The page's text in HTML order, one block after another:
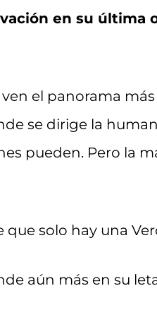
en su última
el panorama
se dirige la
pueden. Pero la
que solo hay una
aún más en su